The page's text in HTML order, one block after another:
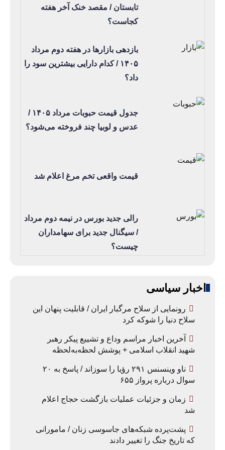
تابستان / مقصد خنک آخر هفته
کجاست؟
بازدهی بازارها در هفته دوم مرداد
۱۴۰۵ / کدام دارایی بیشترین سود را
داد؟
جدول قیمت حبوبات مرداد ۱۴۰۵ /
عدس و لوبیا چند فروخته می‌شود؟
قیمت واقعی تخم مرغ اعلام شد
رالی جدید بورس در نیمه دوم مرداد
/ سیگنال جدید برای سهامداران
چیست؟
اخبار سیاسی
رونمایی از سلاح مرگبار ایران / قابلیت پنهان این
سلاح دنیا را شوکه کرد
آخرین اخبار مراسم وداع و تشییع پیکر رهبر
شهید انقلاب اسلامی + پوشش لحظه‌به‌لحظه
ناو وینسنس ۲۹۱ رؤیا را سوزاند / پاسخ به ۲۰
سوال درباره پرواز ۶۵۵
زمان و جزئیات عملیات بازگشت حجاج اعلام
شد
پشت‌پرده شبکه‌های جاسوسی زنان / مامورانی
که تاریخ جنگ را تغییر دادند